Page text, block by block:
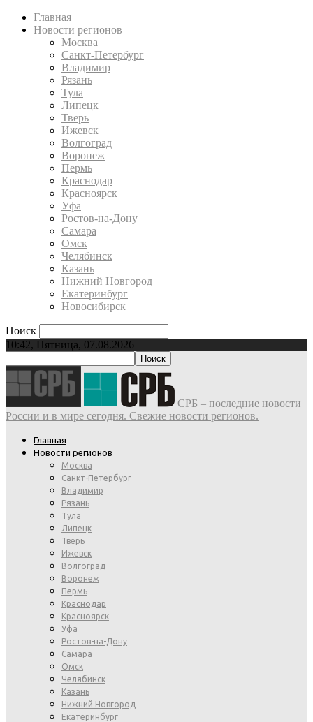
Главная
Новости регионов
Москва
Санкт-Петербург
Владимир
Рязань
Тула
Липецк
Тверь
Ижевск
Волгоград
Воронеж
Пермь
Краснодар
Красноярск
Уфа
Ростов-на-Дону
Самара
Омск
Челябинск
Казань
Нижний Новгород
Екатеринбург
Новосибирск
Поиск
10:42, Пятница, 07.08.2026
СРБ – последние новости
России и в мире сегодня. Свежие новости регионов.
Главная
Новости регионов
Москва
Санкт-Петербург
Владимир
Рязань
Тула
Липецк
Тверь
Ижевск
Волгоград
Воронеж
Пермь
Краснодар
Красноярск
Уфа
Ростов-на-Дону
Самара
Омск
Челябинск
Казань
Нижний Новгород
Екатеринбург